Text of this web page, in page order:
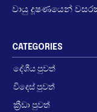
වායු දූෂණයෙන්
CATEGORIES
දේශීය පුවත්
විදෙස් පුවත්
ක්‍රීඩා පුවත්